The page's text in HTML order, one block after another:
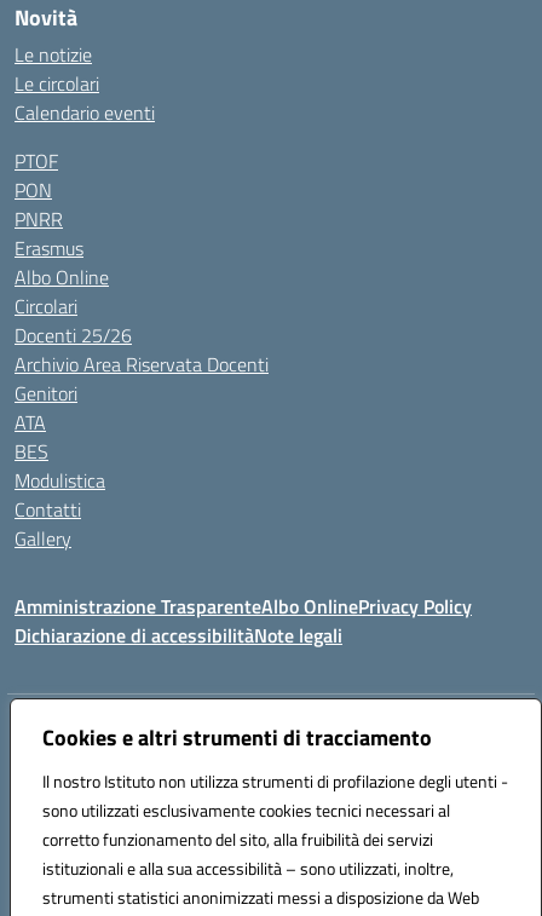
Cookies e altri strumenti di tracciamento
Il nostro Istituto non utilizza strumenti di profilazione degli utenti -
sono utilizzati esclusivamente cookies tecnici necessari al
corretto funzionamento del sito, alla fruibilità dei servizi
istituzionali e alla sua accessibilità – sono utilizzati, inoltre,
strumenti statistici anonimizzati messi a disposizione da Web
Novità
Le notizie
Le circolari
Calendario eventi
PTOF
PON
PNRR
Erasmus
Albo Online
Circolari
Docenti 25/26
Archivio Area Riservata Docenti
Genitori
ATA
BES
Modulistica
Contatti
Gallery
Amministrazione TrasparenteAlbo OnlinePrivacy Policy
Dichiarazione di accessibilitàNote legali
Indirizzo:Via Coniugi Crigna – Cap. 89861 – Tropea (VV)
Posta elettronica certificata (PEC):vvic82200d@pec.istruzione.it
Codice fiscale: 96012410799
Codice meccanografico:VVIC82200D
Codice Indice delle Pubbliche Amministrazioni (IPA): istsc_vvic82200d
Codice unico di fatturazione (CUF): UFUKAE